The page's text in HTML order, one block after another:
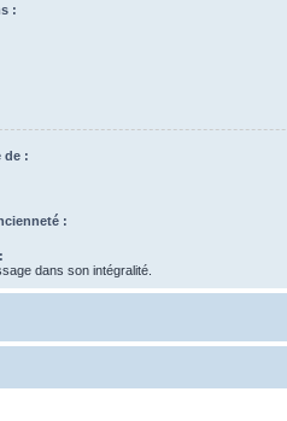
:
de :
:
dans son intégralité.